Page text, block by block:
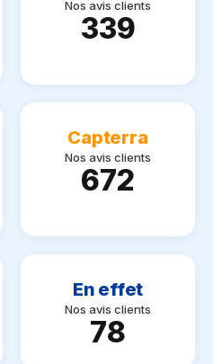
Nos avis clients
339
Capterra
Nos avis clients
672
En effet
Nos avis clients
78